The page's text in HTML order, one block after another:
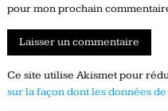
pour mon prochain
Ce site utilise Akismet pour
sur la façon dont les données